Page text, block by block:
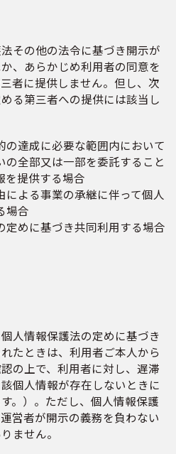
その他の法令に基づき開示が
、あらかじめ利用者の同意を
者に提供しません。但し、次
る第三者への提供には該当し
の達成に必要な範囲内において
の全部又は一部を委託すること
を提供する場合
による事業の承継に伴って個人
場合
定めに基づき共同利用する場合
人情報保護法の定めに基づき
たときは、利用者ご本人から
の上で、利用者に対し、遅滞
個人情報が存在しないときに
。）。ただし、個人情報保護
営者が開示の義務を負わない
ません。